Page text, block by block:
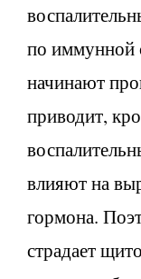
по иммунной
начинают
приводит,
влияют на
гормона.
страдает